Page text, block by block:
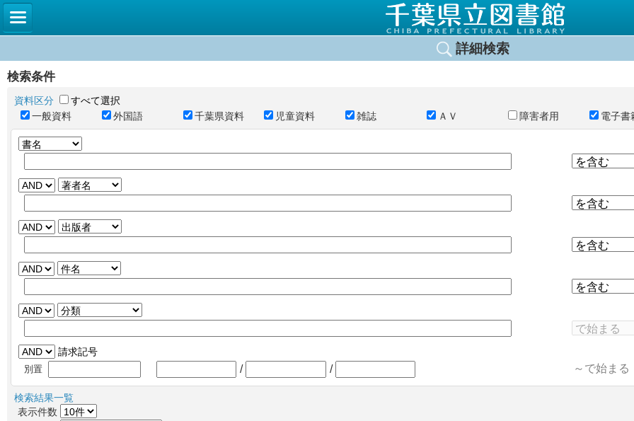
詳細検索
検索条件
資料区分
すべて選択
一般資料
外国語 千葉県資料 児童資料 雑誌 ＡＶ 障害者用 電子書
請求記号
別置 / / ～で始まる
検索結果一覧
表示件数